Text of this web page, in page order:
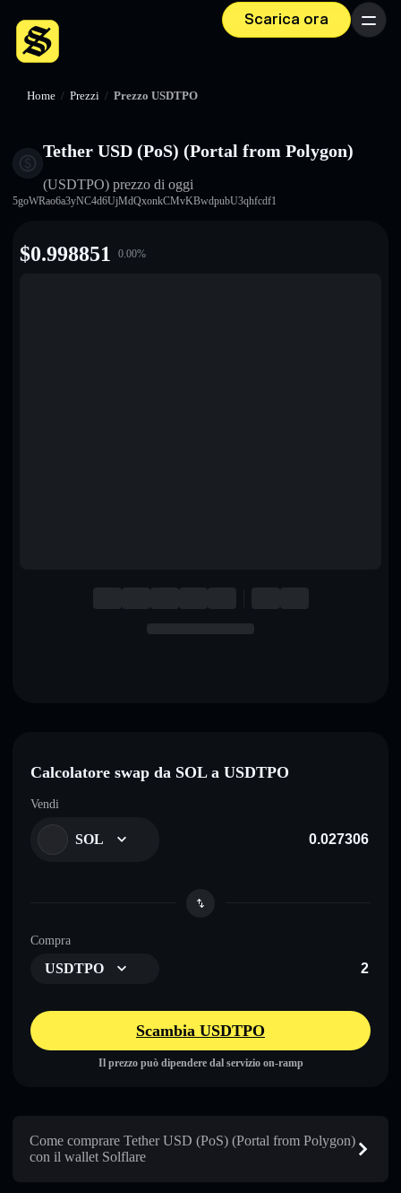
Scarica ora Menu
Home / Prezzi / Prezzo USDTPO
Tether USD (PoS) (Portal from Polygon)
(USDTPO) prezzo di oggi
5goWRao6a3yNC4d6UjMdQxonkCMvKBwdpubU3qhfcdf1
$0.998851 0.00%
Calcolatore swap da SOL a USDTPO
Vendi
SOL
Compra
USDTPO
Scambia USDTPO
Il prezzo può dipendere dal servizio on-ramp
Come comprare Tether USD (PoS) (Portal from Polygon)
con il wallet Solflare